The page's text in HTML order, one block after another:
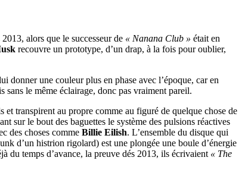
alors que le successeur de « Nanana Club » était en
recouvre un prototype, d’un drap, à la fois pour oublier,
donner une couleur plus en phase avec l’époque, car en
sans le même éclairage, donc pas vraiment pareil.
transpirent au propre comme au figuré de quelque chose de
sur le bout des baguettes le système des pulsions réactives
des choses comme Billie Eilish. L’ensemble du disque qui
d’un histrion rigolard) est une plongée une boule d’énergie
du temps d’avance, la preuve dés 2013, ils écrivaient « The